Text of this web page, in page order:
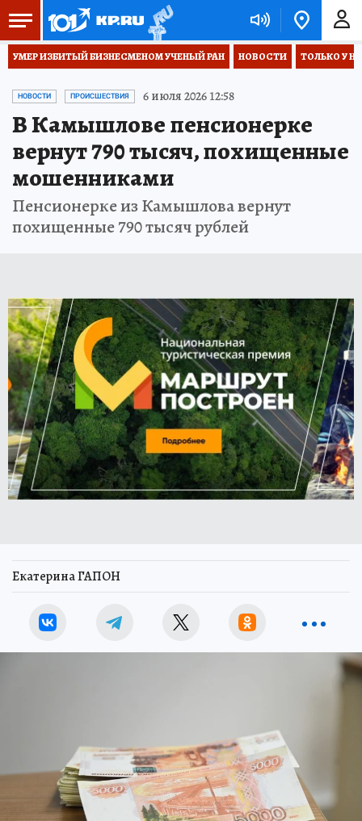
УМЕР ИЗБИТЫЙ БИЗНЕСМЕНОМ УЧЕНЫЙ РАН НОВОСТИ ТОЛЬКО У
НОВОСТИ ПРОИСШЕСТВИЯ 6 июля 2026 12:58
В Камышлове пенсионерке
вернут 790 тысяч, похищенные
мошенниками
Пенсионерке из Камышлова вернут
похищенные 790 тысяч рублей
Екатерина ГАПОН